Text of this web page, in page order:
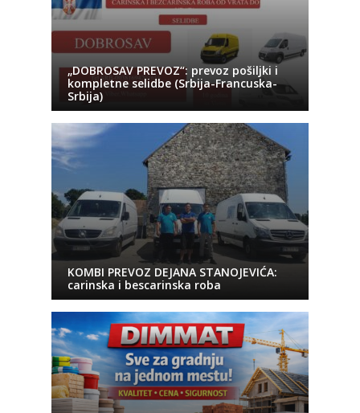
„DOBROSAV PREVOZ“: prevoz pošiljki i
kompletne selidbe (Srbija-Francuska-
Srbija)
KOMBI PREVOZ DEJANA STANOJEVIĆA:
carinska i bescarinska roba